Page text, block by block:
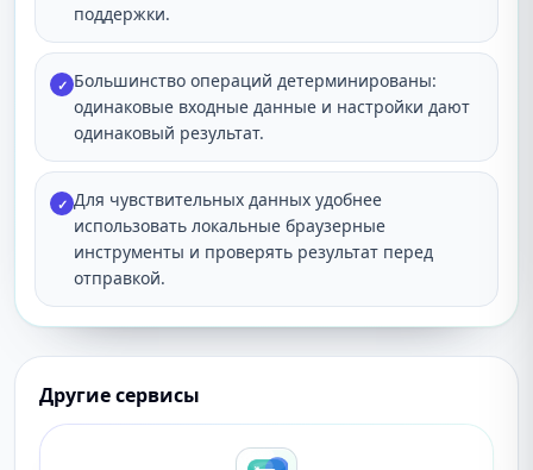
поддержки.
✓ Большинство операций детерминированы:
одинаковые входные данные и настройки дают
одинаковый результат.
✓ Для чувствительных данных удобнее
использовать локальные браузерные
инструменты и проверять результат перед
отправкой.
Другие сервисы